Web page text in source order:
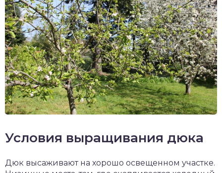
Условия выращивания дюка
Дюк высаживают на хорошо освещенном участке.